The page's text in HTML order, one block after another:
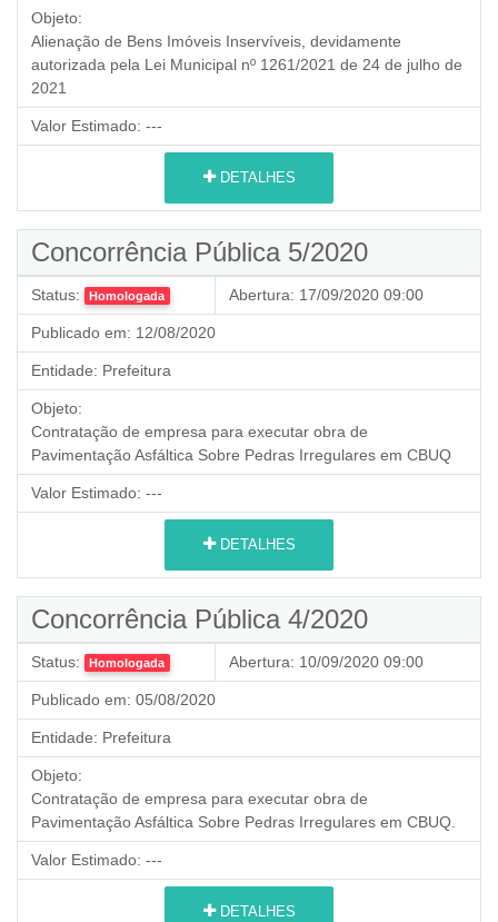
Objeto:
Alienação de Bens Imóveis Inservíveis, devidamente
autorizada pela Lei Municipal nº 1261/2021 de 24 de julho de
2021
Valor Estimado: ---
DETALHES
Concorrência Pública 5/2020
Status: Homologada Abertura: 17/09/2020 09:00
Publicado em: 12/08/2020
Entidade: Prefeitura
Objeto:
Contratação de empresa para executar obra de
Pavimentação Asfáltica Sobre Pedras Irregulares em CBUQ
Valor Estimado: ---
DETALHES
Concorrência Pública 4/2020
Status: Homologada Abertura: 10/09/2020 09:00
Publicado em: 05/08/2020
Entidade: Prefeitura
Objeto:
Contratação de empresa para executar obra de
Pavimentação Asfáltica Sobre Pedras Irregulares em CBUQ.
Valor Estimado: ---
DETALHES